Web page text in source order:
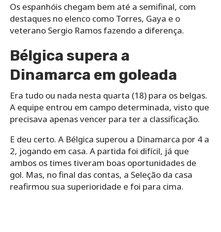
Os espanhóis chegam bem até a semifinal, com
destaques no elenco como Torres, Gaya e o
veterano Sergio Ramos fazendo a diferença.
Bélgica supera a
Dinamarca em goleada
Era tudo ou nada nesta quarta (18) para os belgas.
A equipe entrou em campo determinada, visto que
precisava apenas vencer para ter a classificação.
E deu certo. A Bélgica superou a Dinamarca por 4 a
2, jogando em casa. A partida foi difícil, já que
ambos os times tiveram boas oportunidades de
gol. Mas, no final das contas, a Seleção da casa
reafirmou sua superioridade e foi para cima.